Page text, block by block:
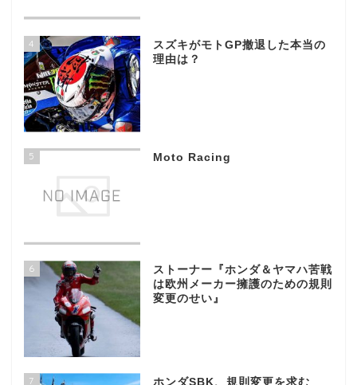
4
スズキがモトGP撤退した本当の
理由は？
5 Moto Racing
6
ストーナー『ホンダ＆ヤマハ苦戦
は欧州メーカー擁護のための規則
変更のせい』
7
ホンダSBK、規則変更を求む